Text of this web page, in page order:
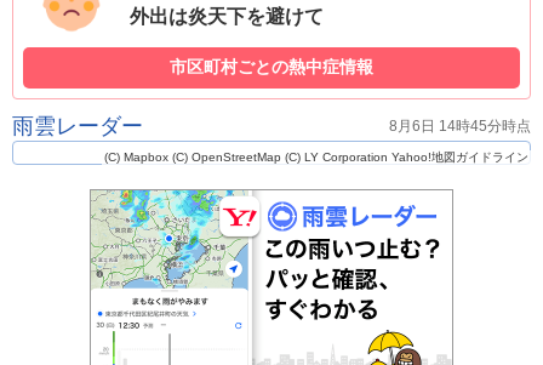
外出は炎天下を避けて
市区町村ごとの熱中症情報
雨雲レーダー 8月6日 14時45分時点
(C) Mapbox (C) OpenStreetMap (C) LY Corporation Yahoo!地図ガイドライン